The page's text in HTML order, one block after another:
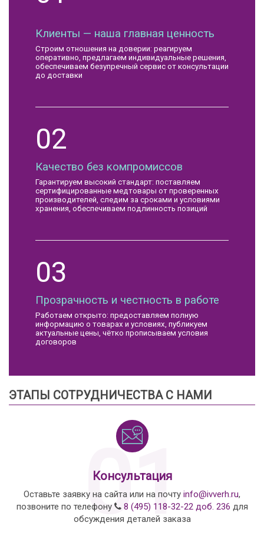
Клиенты — наша главная ценность
Строим отношения на доверии: реагируем
оперативно, предлагаем индивидуальные решения,
обеспечиваем безупречный сервис от консультации
до доставки
02
Качество без компромиссов
Гарантируем высокий стандарт: поставляем
сертифицированные медтовары от проверенных
производителей, следим за сроками и условиями
хранения, обеспечиваем подлинность позиций
03
Прозрачность и честность в работе
Работаем открыто: предоставляем полную
информацию о товарах и условиях, публикуем
актуальные цены, чётко прописываем условия
договоров
ЭТАПЫ СОТРУДНИЧЕСТВА С НАМИ
01
Консультация
Оставьте заявку на сайта или на почту info@ivverh.ru,
позвоните по телефону
8 (495) 118-32-22 доб. 236 для
обсуждения деталей заказа